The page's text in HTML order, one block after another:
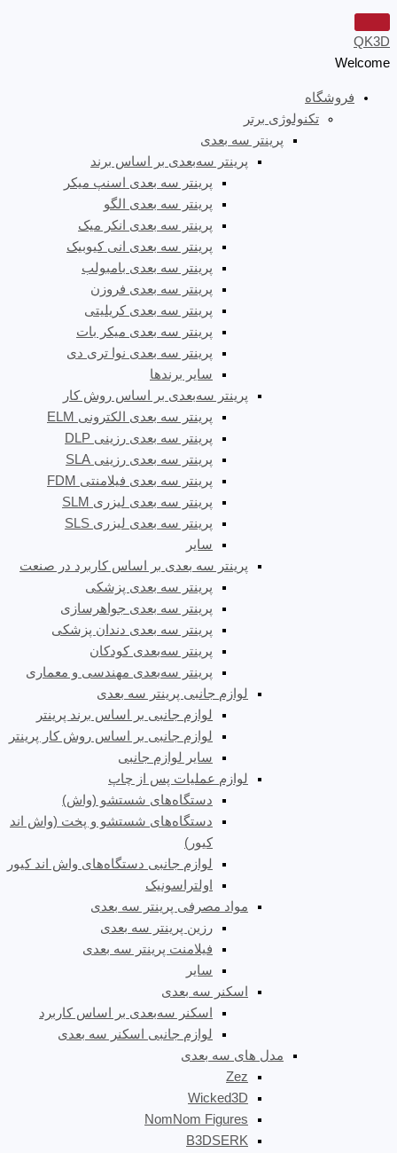
QK3D
Welcome
فروشگاه
تکنولوژی برتر
پرینتر سه‌ بعدی
پرینتر سه‌بعدی بر اساس برند
پرینتر سه بعدی اسنپ میکر
پرینتر سه بعدی الگو
پرینتر سه بعدی انکر میک
پرینتر سه بعدی انی کیوبیک
پرینتر سه بعدی بامبولب
پرینتر سه بعدی فروزن
پرینتر سه بعدی کریلیتی
پرینتر سه بعدی میکر بات
پرینتر سه بعدی نوا تری دی
سایر برندها
پرینتر سه‌بعدی بر اساس روش کار
پرینتر سه بعدی الکترونی ELM
پرینتر سه بعدی رزینی DLP
پرینتر سه بعدی رزینی SLA
پرینتر سه بعدی فیلامنتی FDM
پرینتر سه بعدی لیزری SLM
پرینتر سه بعدی لیزری SLS
سایر
پرینتر سه بعدی بر اساس کاربرد در صنعت
پرینتر سه بعدی پزشکی
پرینتر سه بعدی جواهرسازی
پرینتر سه بعدی دندان پزشکی
پرینتر سه‌بعدی کودکان
پرینتر سه‌بعدی مهندسی و معماری
لوازم جانبی پرینتر سه بعدی
لوازم جانبی بر اساس برند پرینتر
لوازم جانبی بر اساس روش کار پرینتر
سایر لوازم جانبی
لوازم عملیات پس از چاپ
دستگاه‌های شستشو (واش)
دستگاه‌های شستشو و پخت (واش اند
کیور)
لوازم جانبی دستگاه‌های واش اند کیور
اولتراسونیک
مواد مصرفی پرینتر سه بعدی
رزین پرینتر سه بعدی
فیلامنت پرینتر سه بعدی
سایر
اسکنر سه بعدی
اسکنر سه‌بعدی بر اساس کاربرد
لوازم جانبی اسکنر سه بعدی
مدل های سه بعدی
Zez
Wicked3D
NomNom Figures
B3DSERK